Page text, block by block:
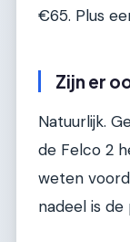
€65. Plus
Zijn er
Natuurlijk.
de Felco 2
weten
nadeel is de